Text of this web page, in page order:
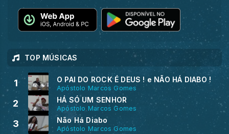
TOP MÚSICAS
1 O PAI DO ROCK É DEUS ! e NÃO HÁ DIABO !
Apóstolo Marcos Gomes
2 HÁ SÓ UM SENHOR
Apóstolo Marcos Gomes
3 Não Há Diabo
Apóstolo Marcos Gomes